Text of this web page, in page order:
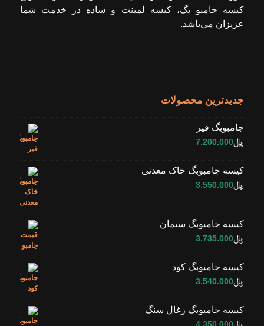
کیسه جامبو بگ، کیسه لمینت و ساده در خدمت شما
عزیزان می‌باشد.
جدیدترین محصولات
جامبوبگ قیر
﷼7.200.000
کیسه جامبوبگ خاک معدنی
﷼3.550.000
کیسه جامبوبگ سیمان
﷼3.735.000
کیسه جامبوبگ کود
﷼3.540.000
کیسه جامبوبگ زغال سنگ
﷼4.350.000